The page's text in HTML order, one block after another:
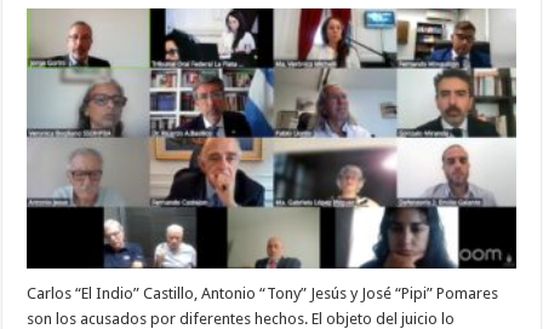
JUZGAN
A
TRES
GENOCIDAS
CIVILES
PERTENECIENTES
AL
CNU,
POR
CRÍMENES
COMETIDOS
EN
1976
Carlos “El Indio” Castillo, Antonio “Tony” Jesús y José “Pipi” Pomares
son los acusados por diferentes hechos. El objeto del juicio lo